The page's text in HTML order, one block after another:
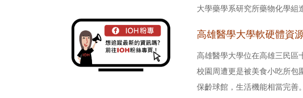
大學藥學系研究所藥物化學組
高雄醫學大學軟硬體資
高雄醫學大學位在高雄三民區
校園周遭更是被美食小吃所包
保齡球館，生活機能相當完善